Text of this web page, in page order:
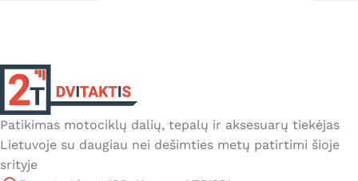
Patikimas motociklų dalių, tepalų ir aksesuarų tiekėjas
Lietuvoje su daugiau nei dešimties metų patirtimi šioje
srityje